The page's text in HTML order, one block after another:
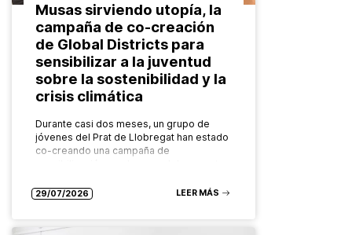
Musas sirviendo utopía, la
campaña de co-creación
de Global Districts para
sensibilizar a la juventud
sobre la sostenibilidad y la
crisis climática
Durante casi dos meses, un grupo de
jóvenes del Prat de Llobregat han estado
co-creando una campaña de
temáticas…
29/07/2026 LEER MÁS